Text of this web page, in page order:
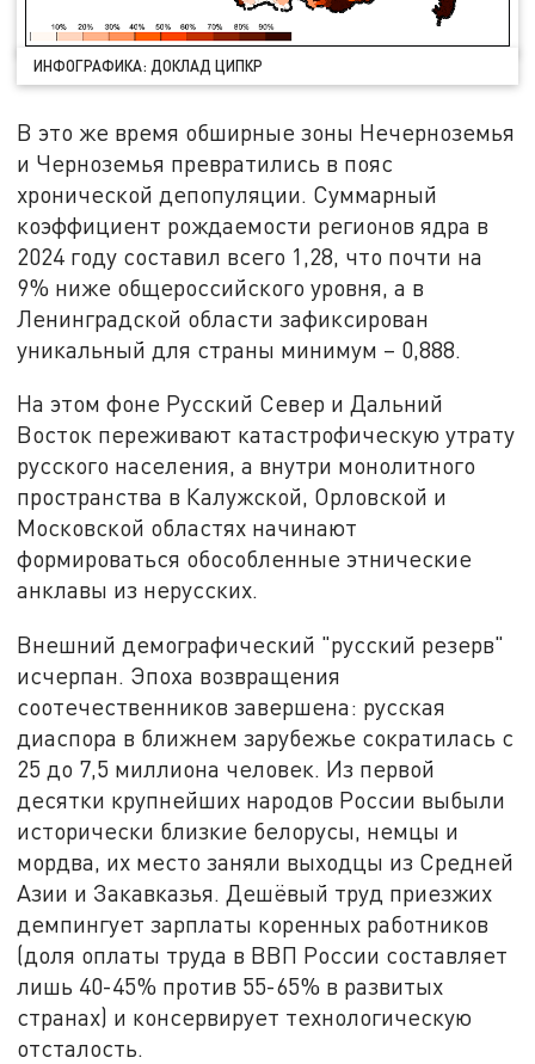
ИНФОГРАФИКА: ДОКЛАД ЦИПКР
В это же время обширные зоны Нечерноземья
и Черноземья превратились в пояс
хронической депопуляции. Суммарный
коэффициент рождаемости регионов ядра в
2024 году составил всего 1,28, что почти на
9% ниже общероссийского уровня, а в
Ленинградской области зафиксирован
уникальный для страны минимум – 0,888.
На этом фоне Русский Север и Дальний
Восток переживают катастрофическую утрату
русского населения, а внутри монолитного
пространства в Калужской, Орловской и
Московской областях начинают
формироваться обособленные этнические
анклавы из нерусских.
Внешний демографический "русский резерв"
исчерпан. Эпоха возвращения
соотечественников завершена: русская
диаспора в ближнем зарубежье сократилась с
25 до 7,5 миллиона человек. Из первой
десятки крупнейших народов России выбыли
исторически близкие белорусы, немцы и
мордва, их место заняли выходцы из Средней
Азии и Закавказья. Дешёвый труд приезжих
демпингует зарплаты коренных работников
(доля оплаты труда в ВВП России составляет
лишь 40-45% против 55-65% в развитых
странах) и консервирует технологическую
отсталость.